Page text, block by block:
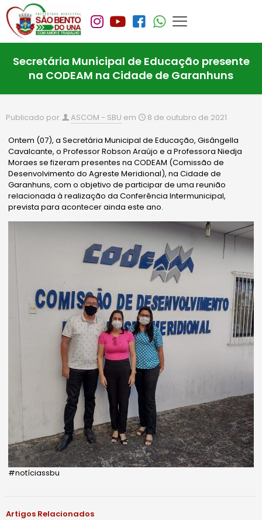
Secretária Municipal de Educação presente
na CODEAM na Cidade de Garanhuns
Publicado por ASCOM - SBU em 8 de outubro de 2021
Ontem (07), a Secretária Municipal de Educação, Gisângella
Cavalcante, o Professor Robson Araújo e a Professora Niedja
Moraes se fizeram presentes na CODEAM (Comissão de
Desenvolvimento do Agreste Meridional), na Cidade de
Garanhuns, com o objetivo de participar de uma reunião
relacionada à realização da Conferência Intermunicipal,
prevista para acontecer ainda este ano.
#notíciassbu
Artigos Relacionados